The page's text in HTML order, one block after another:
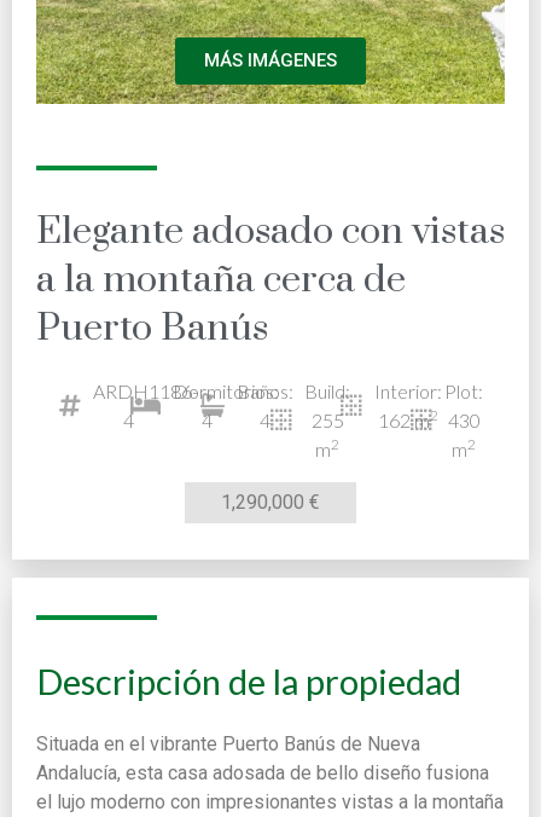
MÁS IMÁGENES
Elegante adosado con vistas
a la montaña cerca de
Puerto Banús
ARDH1186-
4
Dormitorios:
4
Baños:
4
Build:
255
m2
Interior:
162 m2
Plot:
430
m2
1,290,000 €
Descripción de la propiedad
Situada en el vibrante Puerto Banús de Nueva
Andalucía, esta casa adosada de bello diseño fusiona
el lujo moderno con impresionantes vistas a la montaña